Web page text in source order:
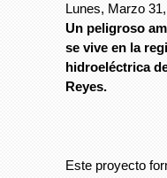
Lunes, Marzo
Un peligroso
se vive en la
hidroeléctrica
Reyes.
Este proyecto